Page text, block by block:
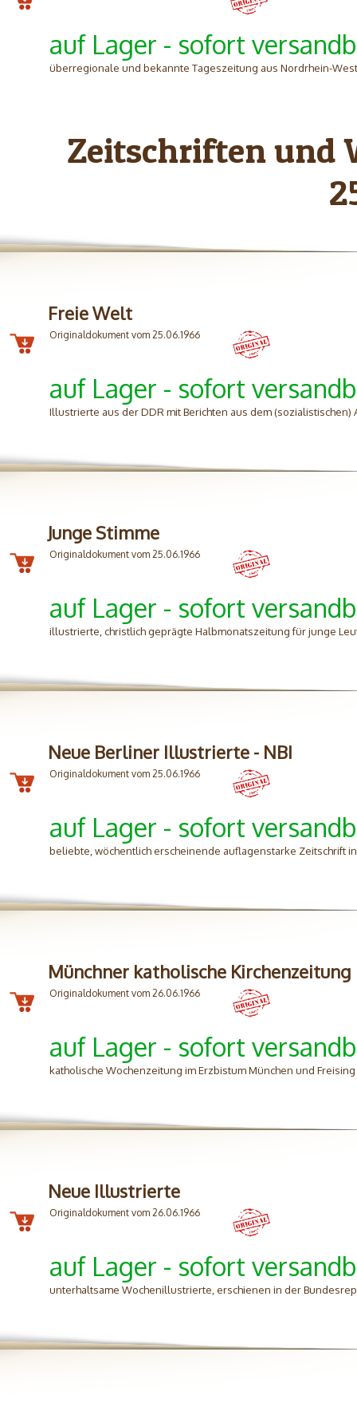
auf Lager - sofort
überregionale und bekannte Tageszeitung aus Nordrhein-
Zeitschriften und
Freie Welt
Originaldokument vom 25.06.1966
auf Lager - sofort
Illustrierte aus der DDR mit Berichten aus dem
Junge Stimme
Originaldokument vom 25.06.1966
auf Lager - sofort
illustrierte, christlich geprägte Halbmonatszeitung für junge
Neue Berliner Illustrierte - NBI
Originaldokument vom 25.06.1966
auf Lager - sofort
beliebte, wöchentlich erscheinende auflagenstarke Zeitschrift
Münchner katholische Kirchenzeitung
Originaldokument vom 26.06.1966
auf Lager - sofort
katholische Wochenzeitung im Erzbistum München und Freising
Neue Illustrierte
Originaldokument vom 26.06.1966
auf Lager - sofort
unterhaltsame Wochenillustrierte, erschienen in der